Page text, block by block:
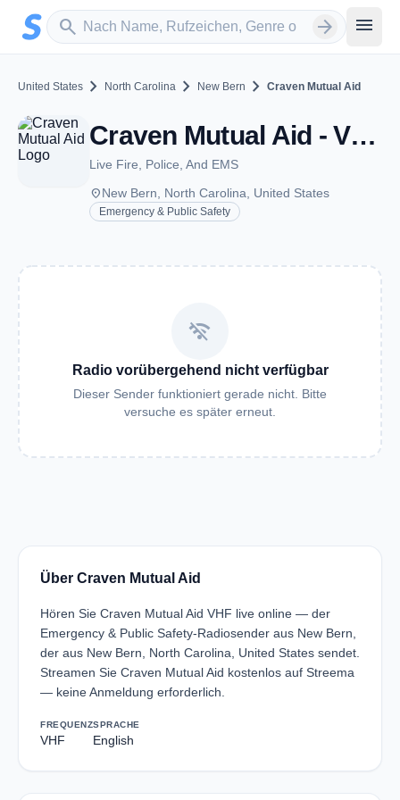
Zum Hauptinhalt springen
search
Sender suchen arrow_forward menu
United States chevron_right North Carolina chevron_right New Bern chevron_right Craven Mutual Aid
Craven Mutual Aid - VHF - New Bern, NC
Live Fire, Police, And EMS
placeNew Bern, North Carolina, United States
Emergency & Public Safety
wifi_off
Radio vorübergehend nicht verfügbar
Dieser Sender funktioniert gerade nicht. Bitte
versuche es später erneut.
Über Craven Mutual Aid
Hören Sie Craven Mutual Aid VHF live online — der
Emergency & Public Safety-Radiosender aus New Bern,
der aus New Bern, North Carolina, United States sendet.
Streamen Sie Craven Mutual Aid kostenlos auf Streema
— keine Anmeldung erforderlich.
FREQUENZ
VHF
SPRACHE
English